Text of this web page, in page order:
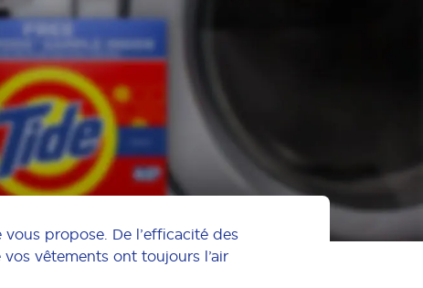
propose. De l’efficacité des
vêtements ont toujours l’air